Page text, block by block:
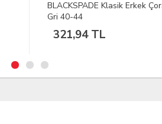
DEERHUNTER Thunder Yeşil
Yağmur Montu XL
9.351,50 TL